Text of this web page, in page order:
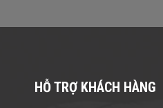
HỖ TRỢ KHÁCH HÀNG